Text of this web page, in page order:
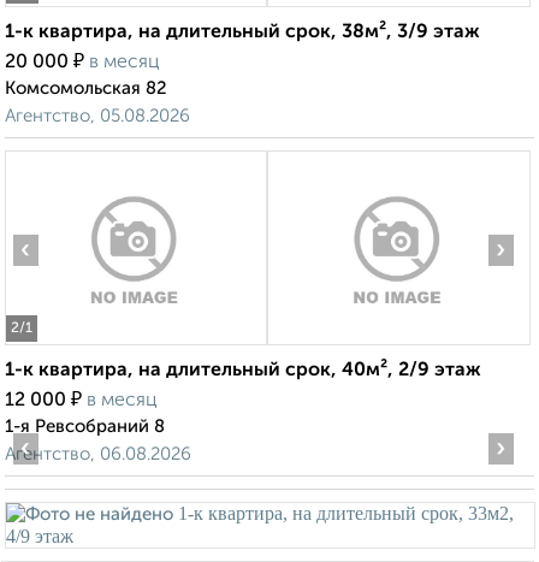
1-к квартира, на длительный срок, 38м², 3/9 этаж
20 000 ₽ в месяц
Комсомольская 82
Агентство, 05.08.2026
2/1
‹ ›
1-к квартира, на длительный срок, 40м², 2/9 этаж
12 000 ₽ в месяц
1-я Ревсобраний 8
Агентство, 06.08.2026
‹ ›